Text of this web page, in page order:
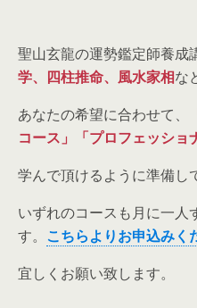
聖山玄龍の運勢鑑定師養成
学、四柱推命、風水家相な
あなたの希望に合わせて、
コース」「プロフェッショ
学んで頂けるように準備し
いずれのコースも月に一人
す。 こちらよりお申込みく
宜しくお願い致します。